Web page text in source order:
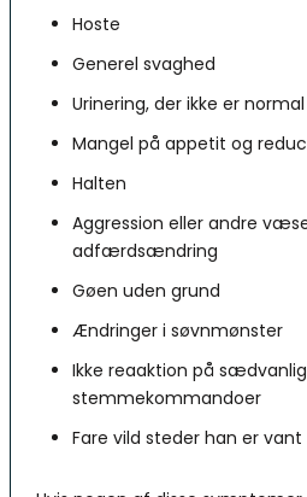
Hoste
Generel svaghed
Urinering, der ikke er normal
Mangel på appetit og
Halten
Aggression eller andre
adfærdsændring
Gøen uden grund
Ændringer i søvnmønster
Ikke reaaktion på
stemmekommandoer
Fare vild steder han er vant